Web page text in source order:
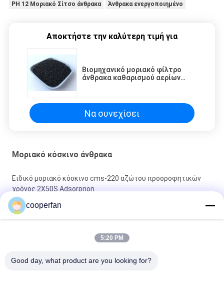
PH 12 Μοριακό Σίτσο άνθρακα
Άνθρακα ενεργοποιημένο
Αποκτήστε την καλύτερη τιμή για
Βιομηχανικό μοριακό φίλτρο
άνθρακα καθαρισμού αερίων
Να συνεχίσει
Μοριακό κόσκινο άνθρακα
Ειδικό μοριακό κόσκινο cms-220 αζώτου προσροφητικών
χρόνος 2X50S Adsorprion
Μακρύ μοριακό κόσκινο cms-240 άνθρακα ζωής υπηρεσιών
με την ισχυρή ικανότητα προσρόφησης
Μακρύ μοριακό κόσκινο cms-260 άνθρακα προσροφητικών
cooperfan
5:20 PM
Good day, what product are you looking for?